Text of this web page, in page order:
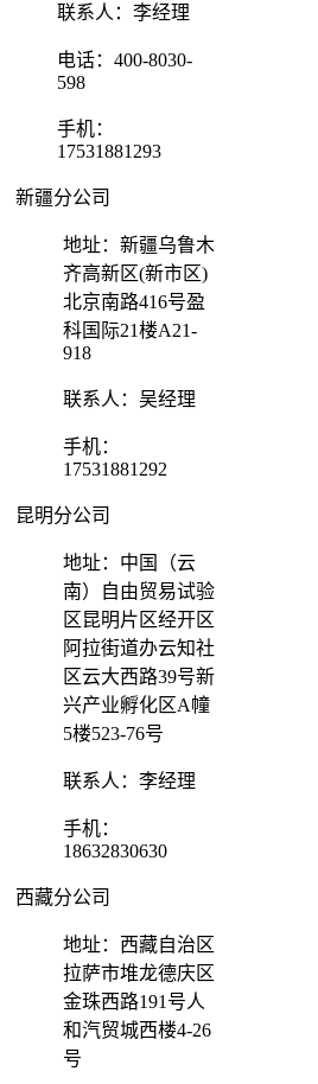
联系人：李经理
电话：400-8030-
598
手机：
17531881293
新疆分公司
地址：新疆乌鲁木
齐高新区(新市区)
北京南路416号盈
科国际21楼A21-
918
联系人：吴经理
手机：
17531881292
昆明分公司
地址：中国（云
南）自由贸易试验
区昆明片区经开区
阿拉街道办云知社
区云大西路39号新
兴产业孵化区A幢
5楼523-76号
联系人：李经理
手机：
18632830630
西藏分公司
地址：西藏自治区
拉萨市堆龙德庆区
金珠西路191号人
和汽贸城西楼4-26
号